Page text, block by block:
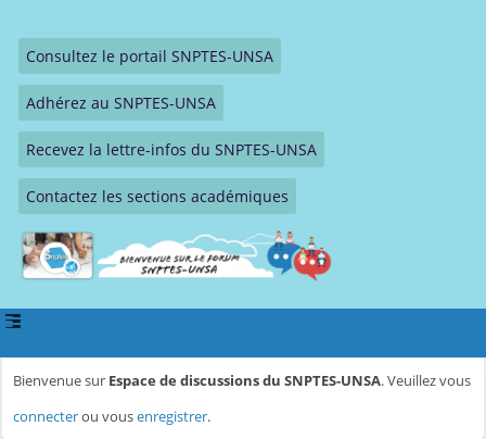
Consultez le portail SNPTES-UNSA
Adhérez au SNPTES-UNSA
Recevez la lettre-infos du SNPTES-UNSA
Contactez les sections académiques
Bienvenue sur Espace de discussions du SNPTES-UNSA. Veuillez vous
connecterou vousenregistrer.